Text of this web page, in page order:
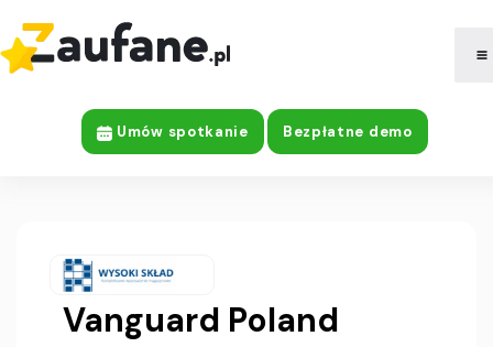
Umów spotkanie Bezpłatne demo
Company Information
Vanguard Poland